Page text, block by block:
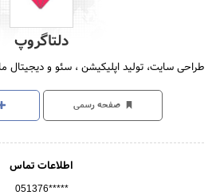
دلتاگروپ
طراحی سایت، تولید اپلیکیشن ، سئو و دیجیتال
صفحه رسمی
اطلاعات تماس
051376*****